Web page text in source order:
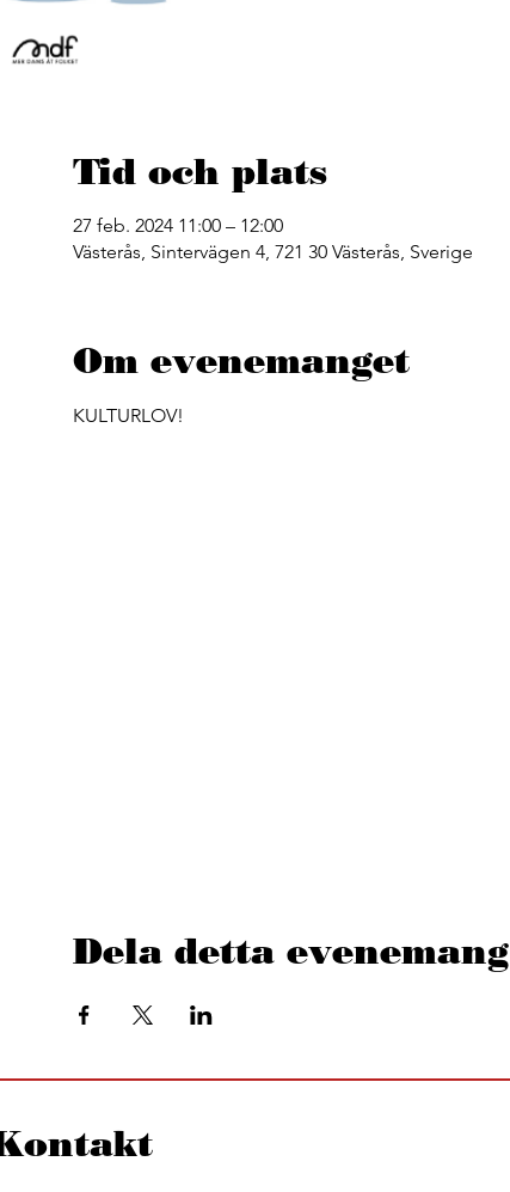
Tid och plats
27 feb. 2024 11:00 – 12:00
Västerås, Sintervägen 4, 721 30 Västerås, Sverige
Om evenemanget
KULTURLOV!
Dela detta evenemang